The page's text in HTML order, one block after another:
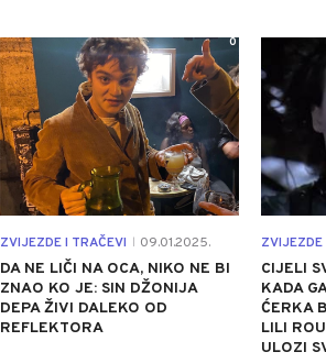
ZVIJEZDE I TRAČEVI 09.01.2025.
DA NE LIČI NA OCA, NIKO NE BI
ZNAO KO JE: SIN DŽONIJA
DEPA ŽIVI DALEKO OD
REFLEKTORA
0
ZVIJEZDE
CIJELI
KADA
ĆERKA
LILI
ULOZI